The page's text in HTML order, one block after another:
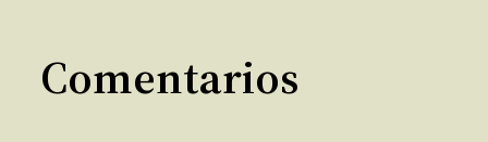
Comentarios